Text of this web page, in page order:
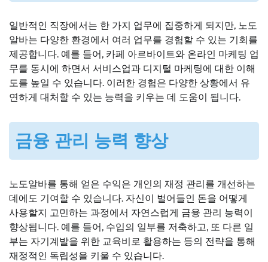
일반적인 직장에서는 한 가지 업무에 집중하게 되지만, 노도
알바는 다양한 환경에서 여러 업무를 경험할 수 있는 기회를
제공합니다. 예를 들어, 카페 아르바이트와 온라인 마케팅 업
무를 동시에 하면서 서비스업과 디지털 마케팅에 대한 이해
도를 높일 수 있습니다. 이러한 경험은 다양한 상황에서 유
연하게 대처할 수 있는 능력을 키우는 데 도움이 됩니다.
금융 관리 능력 향상
노도알바를 통해 얻은 수익은 개인의 재정 관리를 개선하는
데에도 기여할 수 있습니다. 자신이 벌어들인 돈을 어떻게
사용할지 고민하는 과정에서 자연스럽게 금융 관리 능력이
향상됩니다. 예를 들어, 수입의 일부를 저축하고, 또 다른 일
부는 자기계발을 위한 교육비로 활용하는 등의 전략을 통해
재정적인 독립성을 키울 수 있습니다.